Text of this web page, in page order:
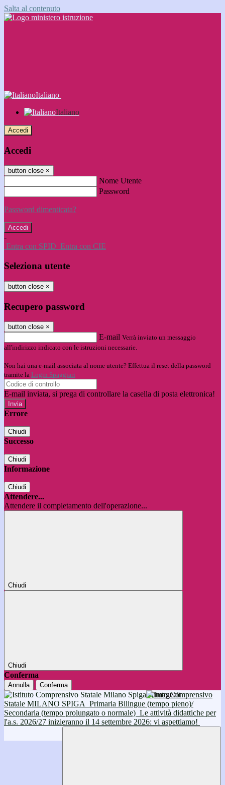
Salta al contenuto
Italiano
Italiano
Accedi
Accedi
button close ×
Nome Utente
Password
Password dimenticata?
-
Entra con SPID Entra con CIE
Seleziona utente
button close ×
Recupero password
button close ×
E-mail Verrà inviato un messaggio
all'indirizzo indicato con le istruzioni necessarie.
Non hai una e-mail associata al nome utente? Effettua il reset della password
tramite la Login Spaggiari
E-mail inviata, si prega di controllare la casella di posta elettronica!
Errore
Chiudi
Successo
Chiudi
Informazione
Chiudi
Attendere...
Attendere il completamento dell'operazione...
Chiudi
Chiudi
Conferma
Annulla Conferma
Istituto Comprensivo
Statale MILANO SPIGA Primaria Bilingue (tempo pieno)/
Secondaria (tempo prolungato o normale) Le attività didattiche per
l'a.s. 2026/27 inizieranno il 14 settembre 2026: vi aspettiamo!